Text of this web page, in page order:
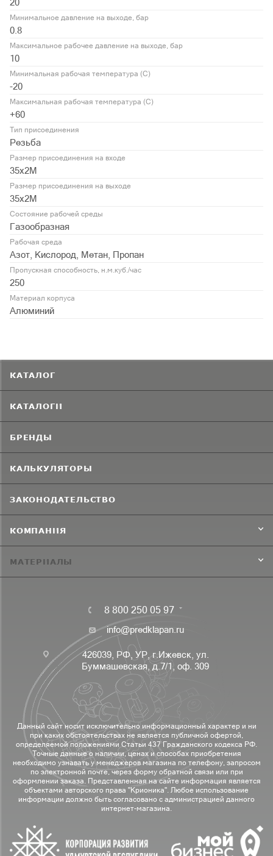
20
Минимальное давление на выходе, бар
0.8
Максимальное рабочее давление на выходе, бар
10
Минимальная рабочая температура (С)
-20
Максимальная рабочая температура (С)
+60
Тип присоединения
Резьба
Размер присоединения на входе
35х2М
Размер присоединения на выходе
35х2М
Состояние рабочей среды
Газообразная
Рабочая среда
Азот, Кислород, Метан, Пропан
Пропускная способность, н.м.куб./час
250
Материал корпуса
Алюминий
КАТАЛОГ
КАТАЛОГИ
БРЕНДЫ
КАЛЬКУЛЯТОРЫ
ЗАКОНОДАТЕЛЬСТВО
КОМПАНИЯ
МАТЕРИАЛЫ
8 800 250 05 97
info@predklapan.ru
426039, РФ, УР, г.Ижевск, ул.
Буммашевская, д.7/1, оф. 309
Данный сайт носит исключительно информационный характер и ни
при каких обстоятельствах не является публичной офертой,
определяемой положениями Статьи 437 Гражданского кодекса РФ.
Точные данные о наличии, ценах и способах приобретения
необходимо узнавать у менеджеров магазина по телефону, запросом
по электронной почте, через форму обратной связи или при
оформлении заказа. Представленная на сайте информация является
объектами авторского права "Крионика". Любое использование
информации должно быть согласовано с администрацией данного
интернет-магазина.